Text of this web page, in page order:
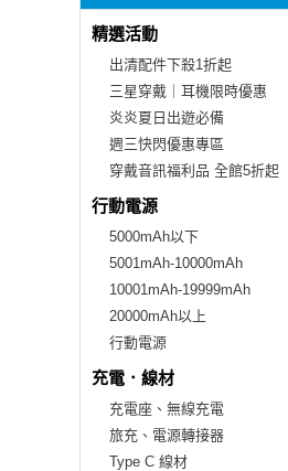
精選活動
出清配件下殺1折起
三星穿戴｜耳機限時優惠
炎炎夏日出遊必備
週三快閃優惠專區
穿戴音訊福利品 全館5折起
行動電源
5000mAh以下
5001mAh-10000mAh
10001mAh-19999mAh
20000mAh以上
行動電源
充電．線材
充電座、無線充電
旅充、電源轉接器
Type C 線材